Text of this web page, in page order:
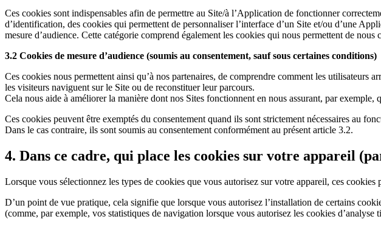
Ces cookies sont indispensables afin de permettre au Site/à l’Application de fonctionner
d’identification, des cookies qui permettent de personnaliser l’interface d’un Site et/ou d’une
mesure d’audience. Cette catégorie comprend également les cookies qui nous permettent de
3.2 Cookies de mesure d’audience (soumis au consentement, sauf sous certaines conditions)
Ces cookies nous permettent ainsi qu’à nos partenaires, de comprendre comment les utilisateurs
les visiteurs naviguent sur le Site ou de reconstituer leur parcours.
Cela nous aide à améliorer la manière dont nos Sites fonctionnent en nous assurant, par
Ces cookies peuvent être exemptés du consentement quand ils sont strictement nécessaires au
Dans le cas contraire, ils sont soumis au consentement conformément au présent article 3.2.
4. Dans ce cadre, qui place les cookies sur votre appareil
Lorsque vous sélectionnez les types de cookies que vous autorisez sur votre appareil, ces
D’un point de vue pratique, cela signifie que lorsque vous autorisez l’installation de certains
(comme, par exemple, vos statistiques de navigation lorsque vous autorisez les cookies